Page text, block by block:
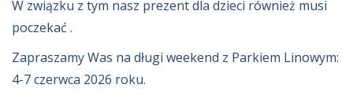
W związku z tym nasz prezent dla dzieci również musi
poczekać .
Zapraszamy Was na długi weekend z Parkiem Linowym:
4-7 czerwca 2026 roku.